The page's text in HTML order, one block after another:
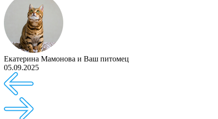
Екатерина Мамонова и Ваш питомец
05.09.2025